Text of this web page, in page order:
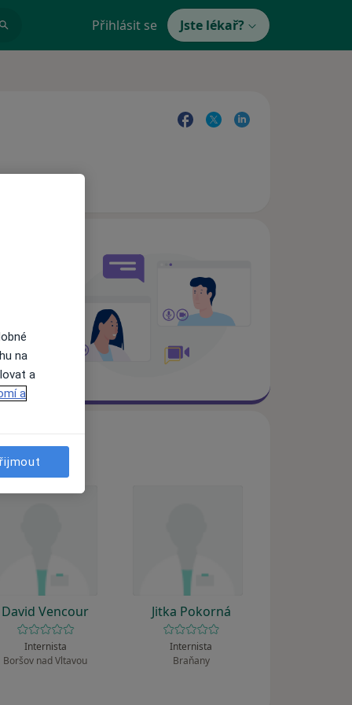
Přihlásit se Jste lékař?
David Vencour
Internista
Boršov nad Vltavou
Jitka Pokorná
Internista
Braňany
na
a
a